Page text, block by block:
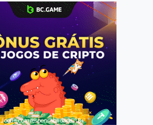
Jogue com responsabilidade. 18+